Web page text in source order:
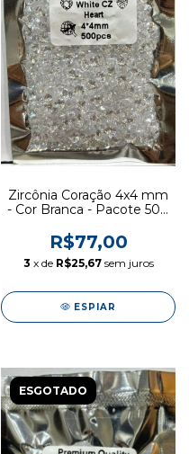
Zircônia Coração 4x4 mm
- Cor Branca - Pacote 500
R$77,00
3 x de R$25,67 sem juros
ESPIAR
ESGOTADO